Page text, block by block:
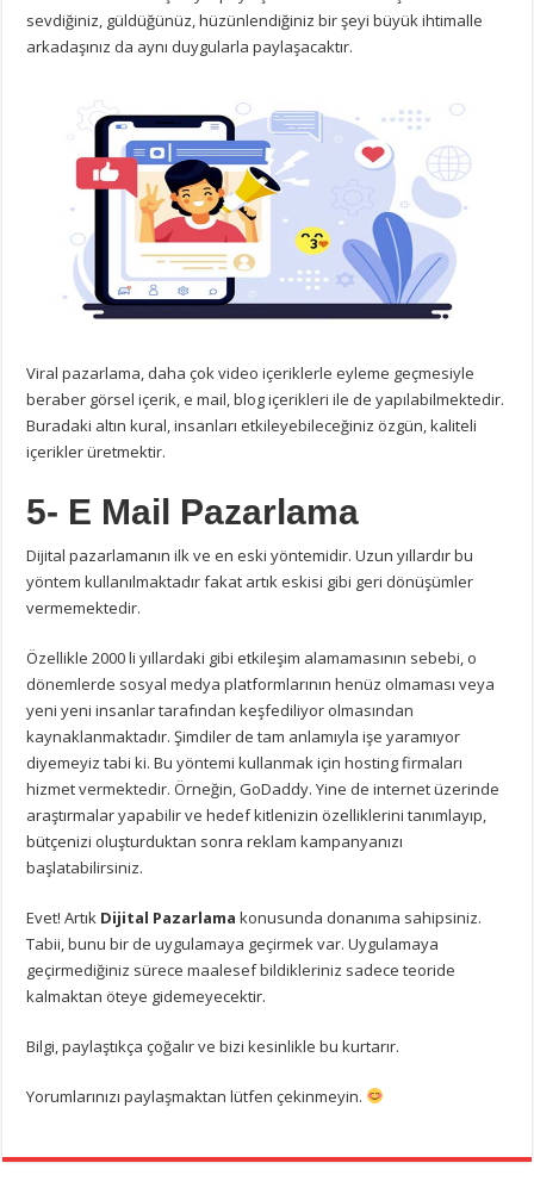
sevdiğiniz, güldüğünüz, hüzünlendiğiniz bir şeyi büyük ihtimalle
arkadaşınız da aynı duygularla paylaşacaktır.
Viral pazarlama, daha çok video içeriklerle eyleme geçmesiyle
beraber görsel içerik, e mail, blog içerikleri ile de yapılabilmektedir.
Buradaki altın kural, insanları etkileyebileceğiniz özgün, kaliteli
içerikler üretmektir.
5- E Mail Pazarlama
Dijital pazarlamanın ilk ve en eski yöntemidir. Uzun yıllardır bu
yöntem kullanılmaktadır fakat artık eskisi gibi geri dönüşümler
vermemektedir.
Özellikle 2000 li yıllardaki gibi etkileşim alamamasının sebebi, o
dönemlerde sosyal medya platformlarının henüz olmaması veya
yeni yeni insanlar tarafından keşfediliyor olmasından
kaynaklanmaktadır. Şimdiler de tam anlamıyla işe yaramıyor
diyemeyiz tabi ki. Bu yöntemi kullanmak için hosting firmaları
hizmet vermektedir. Örneğin, GoDaddy. Yine de internet üzerinde
araştırmalar yapabilir ve hedef kitlenizin özelliklerini tanımlayıp,
bütçenizi oluşturduktan sonra reklam kampanyanızı
başlatabilirsiniz.
Evet! Artık Dijital Pazarlamakonusunda donanıma sahipsiniz.
Tabii, bunu bir de uygulamaya geçirmek var. Uygulamaya
geçirmediğiniz sürece maalesef bildikleriniz sadece teoride
kalmaktan öteye gidemeyecektir.
Bilgi, paylaştıkça çoğalır ve bizi kesinlikle bu kurtarır.
Yorumlarınızı paylaşmaktan lütfen çekinmeyin.